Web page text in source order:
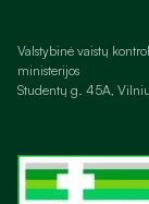
Valstybinė vaistų
ministerijos
Studentų g. 45A,